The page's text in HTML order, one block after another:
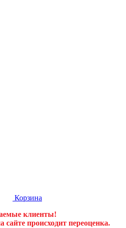
Корзина
клиенты!
происходит переоценка.